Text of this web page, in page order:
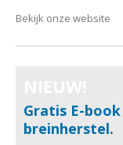
Bekijk onze website
Gratis E-
breinherstel.